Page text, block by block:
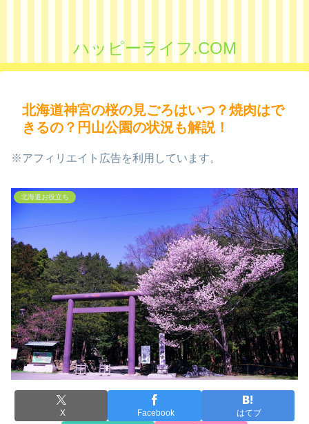
ハッピーライフ.COM
北海道神宮の桜の見ごろはいつ？焼肉はで
きるの？円山公園の状況も解説！
※アフィリエイト広告を利用しています。
北海道お役立ち
X Facebook はてブ